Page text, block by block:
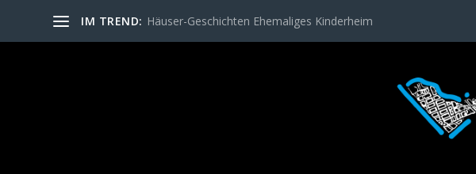
IM TREND: Häuser-Geschichten Ehemaliges Kinderheim